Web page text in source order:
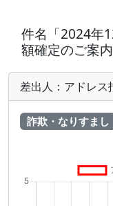
件名「2024年
額確定のご案
差出人：アドレス
詐欺・なりすまし